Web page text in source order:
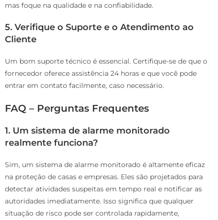
mas foque na qualidade e na confiabilidade.
5. Verifique o Suporte e o Atendimento ao
Cliente
Um bom suporte técnico é essencial. Certifique-se de que o
fornecedor oferece assistência 24 horas e que você pode
entrar em contato facilmente, caso necessário.
FAQ – Perguntas Frequentes
1. Um sistema de alarme monitorado
realmente funciona?
Sim, um sistema de alarme monitorado é altamente eficaz
na proteção de casas e empresas. Eles são projetados para
detectar atividades suspeitas em tempo real e notificar as
autoridades imediatamente. Isso significa que qualquer
situação de risco pode ser controlada rapidamente,